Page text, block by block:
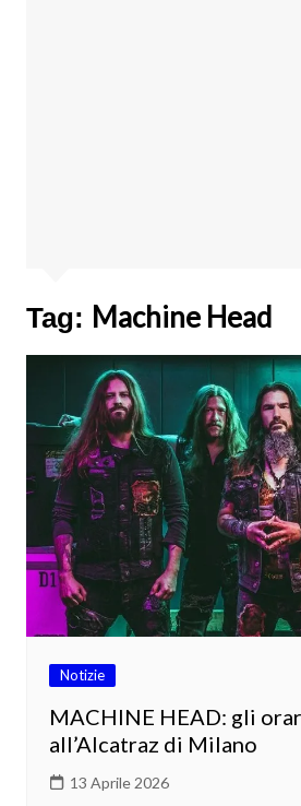
Tag: Machine Head
Notizie
MACHINE HEAD: gli
all’Alcatraz di Milano
13 Aprile 2026